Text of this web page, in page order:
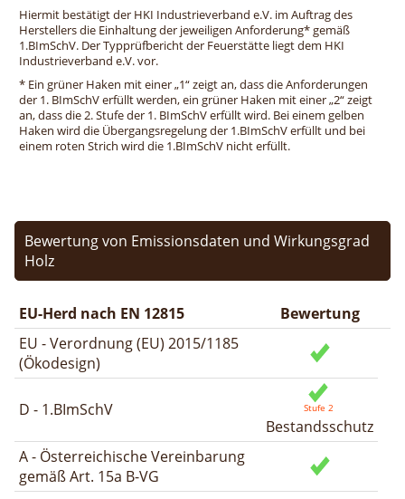
Hiermit bestätigt der HKI Industrieverband e.V. im Auftrag des
Herstellers die Einhaltung der jeweiligen Anforderung* gemäß
1.BImSchV. Der Typprüfbericht der Feuerstätte liegt dem HKI
Industrieverband e.V. vor.
* Ein grüner Haken mit einer „1“ zeigt an, dass die Anforderungen
der 1. BImSchV erfüllt werden, ein grüner Haken mit einer „2“ zeigt
an, dass die 2. Stufe der 1. BImSchV erfüllt wird. Bei einem gelben
Haken wird die Übergangsregelung der 1.BImSchV erfüllt und bei
einem roten Strich wird die 1.BImSchV nicht erfüllt.
Bewertung von Emissionsdaten und Wirkungsgrad
Holz
EU-Herd nach EN 12815
Bewertung
EU - Verordnung (EU) 2015/1185
(Ökodesign)
D - 1.BImSchV
Bestandsschutz
A - Österreichische Vereinbarung
gemäß Art. 15a B-VG